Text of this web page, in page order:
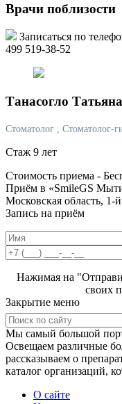
Врачи поблизости
Записаться по
499 519-38-52
Танасогло
Стоматолог , Стоматолог-
Стаж 9 лет
Стоимость приема -
Приём в «SmileGS
Московская область,
Запись на приём
Нажимая на
своих
Закрытие меню
Мы самый большой
Освещаем различные
рассказываем о
каталог организаций,
О сайте